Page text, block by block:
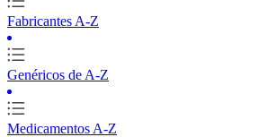
Fabricantes A-Z
Genéricos de A-Z
Medicamentos A-Z